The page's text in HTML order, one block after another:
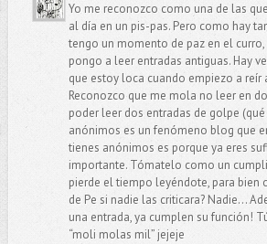
Yo me reconozco como una de las
al día en un pis-pas. Pero como hay
tengo un momento de paz en el curro,
pongo a leer entradas antiguas. Hay
que estoy loca cuando empiezo a reír
Reconozco que me mola no leer en
poder leer dos entradas de golpe (qué
anónimos es un fenómeno blog que
tienes anónimos es porque ya eres
importante. Tómatelo como un
pierde el tiempo leyéndote, para bien
de Pe si nadie las criticara? Nadie...
una entrada, ya cumplen su función!
“moli molas mil” jejeje